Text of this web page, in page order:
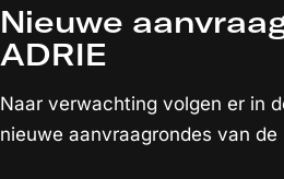
Nieuwe
ADRIE
Naar verwachting volgen er in
nieuwe aanvraagrondes van de